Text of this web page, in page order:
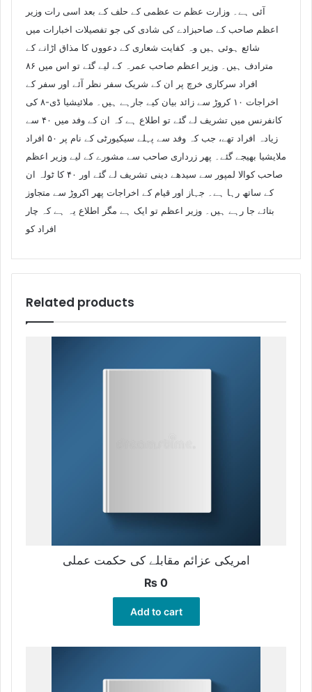
آئی ہے۔ وزارت عظم ت عظمی کے حلف کے بعد اسی رات وزیر
اعظم صاحب کے صاحبزادے کی شادی کی جو تفصیلات اخبارات میں
شائع ہوئی ہیں وہ کفایت شعاری کے دعووں کا مذاق اڑانے کے
مترادف ہیں۔ وزیر اعظم صاحب عمرہ کے لیے گئے تو اس میں ۸۶
افراد سرکاری خرچ پر ان کے شریک سفر نظر آئے اور سفر کے
اخراجات ۱۰ کروڑ سے زائد بیان کیے جارہے ہیں۔ ملائیشیا ڈی-۸ کی
کانفرنس میں تشریف لے گئے تو اطلاع ہے کہ ان کے وفد میں ۴۰ سے
زیادہ افراد تھے، جب کہ وفد سے پہلے سیکیورٹی کے نام پر ۵۰ افراد
ملایشیا بھیجے گئے۔ پھر زرداری صاحب سے مشورے کے لیے وزیر اعظم
صاحب کوالا لمپور سے سیدھے دینی تشریف لے گئے اور ۴۰ کا ٹولہ ان
کے ساتھ رہا ہے۔ جہاز اور قیام کے اخراجات پھر اکروڑ سے متجاوز
بتائے جا رہے ہیں۔ وزیر اعظم تو ایک ہے مگر اطلاع یہ ہے کہ چار
افراد کو
Related products
امریکی عزائم مقابلے کی حکمت عملی
₨ 0
Add to cart